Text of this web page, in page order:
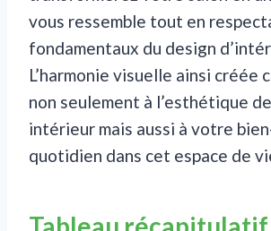
vous ressemble tout en
fondamentaux du design
L’harmonie visuelle ainsi créée
non seulement à l’esthétique
intérieur mais aussi à votre
quotidien dans cet espace de